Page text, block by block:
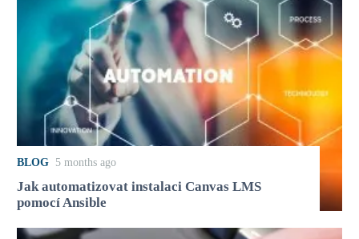
BLOG 5 months ago
Jak automatizovat instalaci Canvas LMS
pomocí Ansible